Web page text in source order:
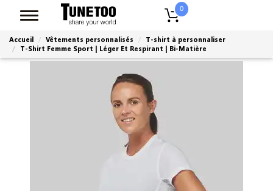
0
Accueil Vêtements personnalisés
T-shirt à personnaliser
T-Shirt Femme Sport | Léger Et Respirant | Bi-Matière